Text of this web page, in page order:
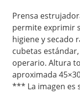
Prensa
permite exprimir
higiene y secado
cubetas
operario. Altura
aproximada
*** La imagen es